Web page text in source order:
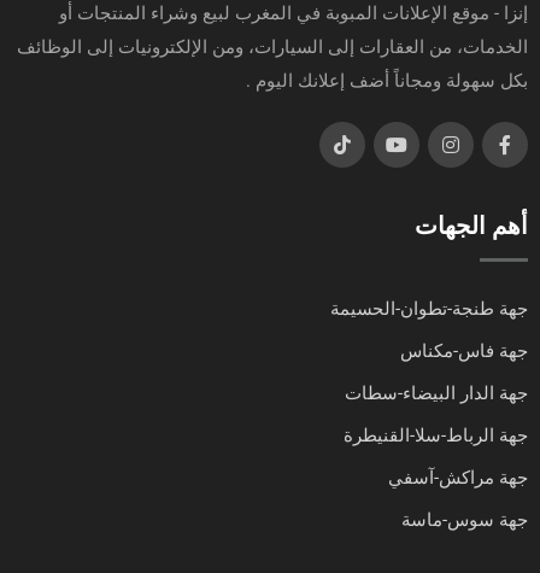
إنزا - موقع الإعلانات المبوبة في المغرب لبيع وشراء المنتجات أو
الخدمات، من العقارات إلى السيارات، ومن الإلكترونيات إلى الوظائف
بكل سهولة ومجاناً أضف إعلانك اليوم .
أهم الجهات
جهة طنجة-تطوان-الحسيمة
جهة فاس-مكناس
جهة الدار البيضاء-سطات
جهة الرباط-سلا-القنيطرة
جهة مراكش-آسفي
جهة سوس-ماسة